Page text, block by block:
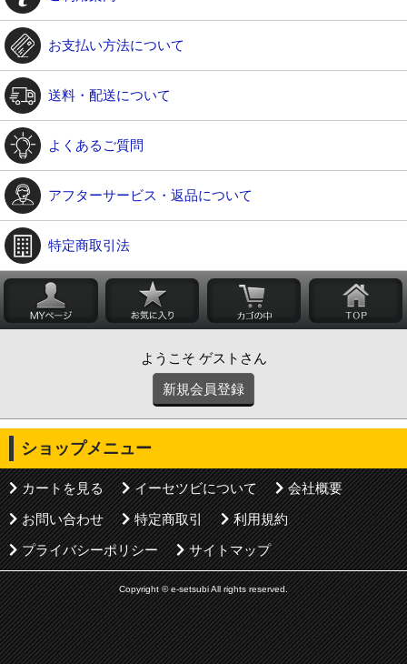
お支払い方法について
送料・配送について
よくあるご質問
アフターサービス・返品について
特定商取引法
ようこそ ゲストさん
新規会員登録
ショップメニュー
カートを見る イーセツビについて
会社概要
お問い合わせ
特定商取引
利用規約
プライバシーポリシー
サイトマップ
Copyright © e-setsubi All rights reserved.